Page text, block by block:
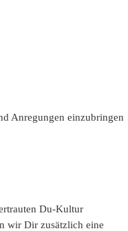
Anregungen einzubringen
Du-Kultur
wir Dir zusätzlich eine